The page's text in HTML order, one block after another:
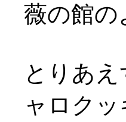
薇の館の
とりあ
ャロク